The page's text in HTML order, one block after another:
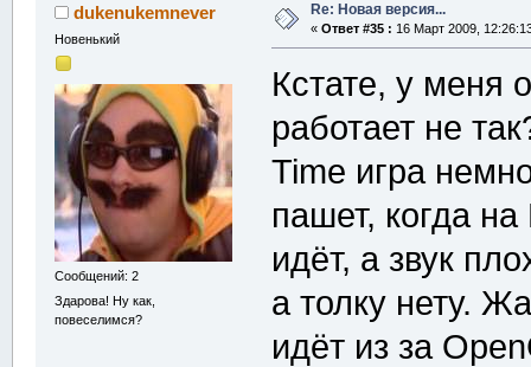
dukenukemnever
Новенький
Сообщений: 2
Здарова! Ну как,
повеселимся?
Re: Новая версия...
« Ответ #35 : 16 Март 2009,
Кстате, у меня
работает не
Time игра
пашет, когда
идёт, а звук
а толку нету.
идёт из за